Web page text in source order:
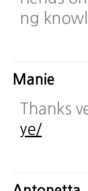
ng
Manie
Thanks
ye/